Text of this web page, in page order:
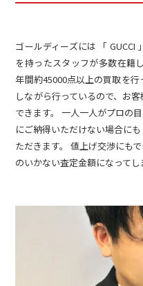
ゴールディーズには 「
を持ったスタッフが多数在籍
年間約45000点以上の買取を
しながら行っているので、お
できます。 一人一人がプロの
にご納得いただけない場合に
ただきます。 値上げ交渉にも
のいかない査定金額になってし